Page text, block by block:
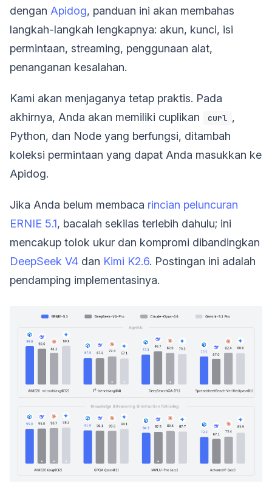
dengan Apidog, panduan ini akan membahas
langkah-langkah lengkapnya: akun, kunci, isi
permintaan, streaming, penggunaan alat,
penanganan kesalahan.
Kami akan menjaganya tetap praktis. Pada
akhirnya, Anda akan memiliki cuplikan
curl ,
Python, dan Node yang berfungsi, ditambah
koleksi permintaan yang dapat Anda masukkan ke
Apidog.
Jika Anda belum membaca rincian peluncuran
ERNIE 5.1, bacalah sekilas terlebih dahulu; ini
mencakup tolok ukur dan kompromi dibandingkan
DeepSeek V4 dan Kimi K2.6. Postingan ini adalah
pendamping implementasinya.